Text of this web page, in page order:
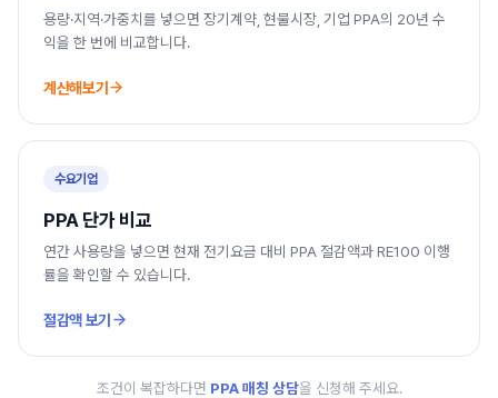
용량·지역·가중치를 넣으면 장기계약, 현물시장, 기업 PPA의 20년 수
익을 한 번에 비교합니다.
계산해보기
수요기업
PPA 단가 비교
연간 사용량을 넣으면 현재 전기요금 대비 PPA 절감액과 RE100 이행
률을 확인할 수 있습니다.
절감액 보기
조건이 복잡하다면 PPA 매칭 상담을 신청해 주세요.